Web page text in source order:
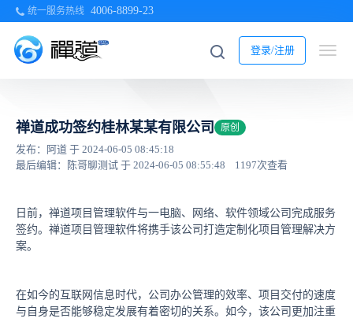
统一服务热线 4006-8899-23
登录/注册
禅道成功签约桂林某某有限公司 原创
发布：阿道 于 2024-06-05 08:45:18
最后编辑：陈哥聊测试 于 2024-06-05 08:55:48
1197次查看
日前，禅道项目管理软件与一电脑、网络、软件领域公司完成服务
签约。禅道项目管理软件将携手该公司打造定制化项目管理解决方
案。
在如今的互联网信息时代，公司办公管理的效率、项目交付的速度
与自身是否能够稳定发展有着密切的关系。如今，该公司更加注重